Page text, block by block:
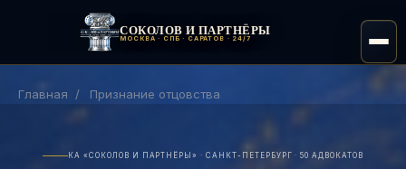
СОКОЛОВ И ПАРТНЁРЫ
МОСКВА · СПБ · САРАТОВ · 24/7
Главная / Признание отцовства
КА «СОКОЛОВ И ПАРТНЁРЫ» · САНКТ-ПЕТЕРБУРГ · 50 АДВОКАТОВ